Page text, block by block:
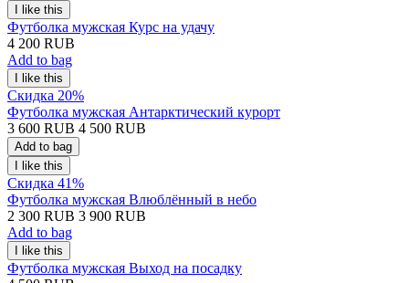
Футболка мужская Курс на удачу
4 200 RUB
Add to bag
Скидка 20%
Футболка мужская Антарктический курорт
3 600 RUB 4 500 RUB
Add to bag
Скидка 41%
Футболка мужская Влюблённый в небо
2 300 RUB 3 900 RUB
Add to bag
Футболка мужская Выход на посадку